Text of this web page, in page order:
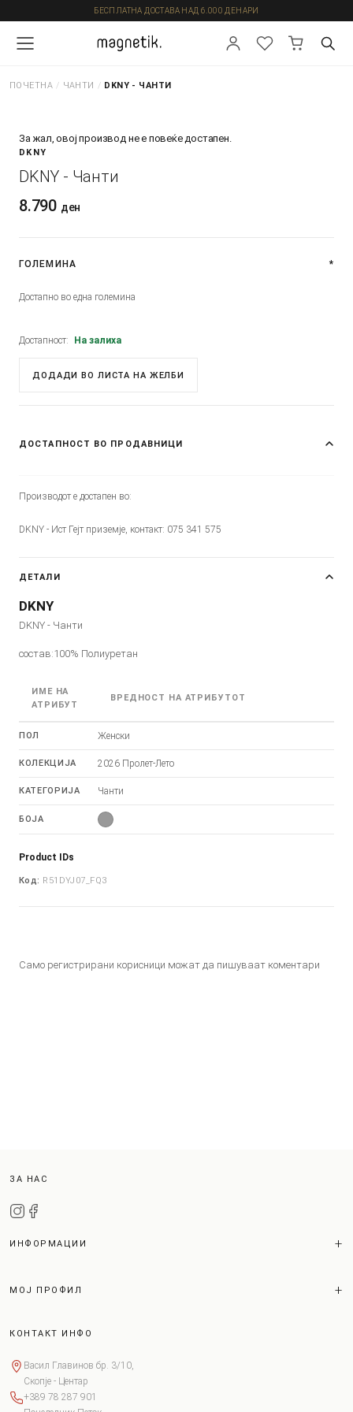
БЕСПЛАТНА ДОСТАВА НАД 6.000 ДЕНАРИ
ПОЧЕТНА / ЧАНТИ / DKNY - ЧАНТИ
За жал, овој производ не е повеќе достапен.
DKNY
DKNY - Чанти
8.790 ден
ГОЛЕМИНА *
Достапно во една големина
Достапност: На залиха
ДОДАДИ ВО ЛИСТА НА ЖЕЛБИ
ДОСТАПНОСТ ВО ПРОДАВНИЦИ
Производот е достапен во:
DKNY - Ист Гејт приземје, контакт: 075 341 575
ДЕТАЛИ
DKNY
DKNY - Чанти
состав:100% Полиуретан
ИМЕ НА
АТРИБУТ
ВРЕДНОСТ НА АТРИБУТОТ
ПОЛ Женски
КОЛЕКЦИЈА 2026 Пролет-Лето
КАТЕГОРИЈА Чанти
БОЈА
Product IDs
Код: R51DYJ07_FQ3
Само регистрирани корисници можат да пишуваат коментари
ЗА НАС
ИНФОРМАЦИИ
МОЈ ПРОФИЛ
КОНТАКТ ИНФО
Васил Главинов бр. 3/10,
Скопје - Центар
+389 78 287 901